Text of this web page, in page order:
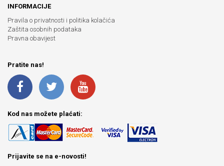
INFORMACIJE
Pravila o privatnosti i politika kolačića
Zaštita osobnih podataka
Pravna obavijest
Pratite nas!
Kod nas možete plaćati:
Prijavite se na e-novosti!